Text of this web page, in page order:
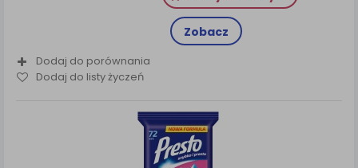
Zobacz
Dodaj do porównania
Dodaj do listy życzeń